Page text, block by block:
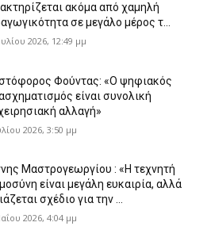
ακόμα από χαμηλή
σε μεγάλο μέρος τ...
2026, 12:49 μμ
Φούντας: «Ο ψηφιακός
είναι συνολική
αλλαγή»
2026, 3:50 μμ
Μαστρογεωργίου : «Η τεχνητή
είναι μεγάλη ευκαιρία, αλλά
σχέδιο για την ...
2026, 4:04 μμ